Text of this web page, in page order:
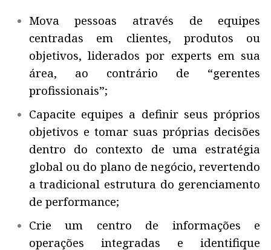
Mova pessoas através de equipes
centradas em clientes, produtos ou
objetivos, liderados por experts em sua
área, ao contrário de “gerentes
profissionais”;
Capacite equipes a definir seus próprios
objetivos e tomar suas próprias decisões
dentro do contexto de uma estratégia
global ou do plano de negócio, revertendo
a tradicional estrutura do gerenciamento
de performance;
Crie um centro de informações e
operações integradas e identifique